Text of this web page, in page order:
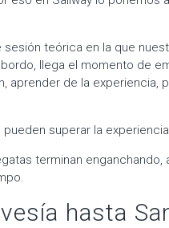
sesión teórica en la que
llega el momento de
aprender de la experiencia,
superar la
terminan
hasta